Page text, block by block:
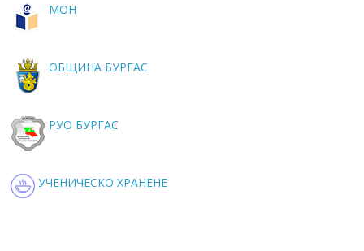
МОН
ОБЩИНА БУРГАС
РУО БУРГАС
УЧЕНИЧЕСКО ХРАНЕНЕ